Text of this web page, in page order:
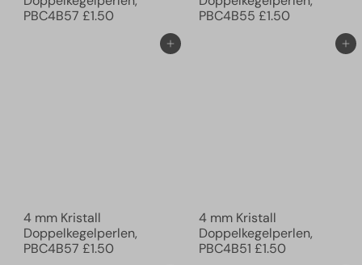
PBC4B57 £1.50
PBC4B55 £1.50
In den Einkaufswagen legen
4 mm Kristall
Doppelkegelperlen,
PBC4B57 £1.50
In den Einkaufswagen legen
4 mm Kristall
Doppelkegelperlen,
PBC4B51 £1.50